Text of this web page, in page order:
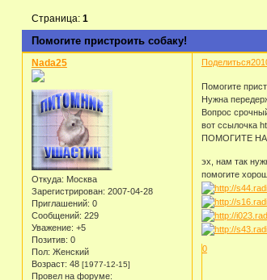
Помогите пристроить собаку!
Страница: 1
Поделиться
Nada25
Откуда: Москва
Зарегистрирован: 2007-04-28
Приглашений: 0
Сообщений: 229
Уважение: +5
Позитив: 0
Пол: Женский
Возраст: 48 [1977-12-15]
Провел на форуме:
Помогите
Нужна
Вопрос
вот ссылочка
ПОМОГИТЕ
эх, нам так
помогите
0